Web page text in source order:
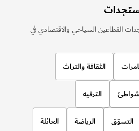
السياحي والاقتصادي في
الثقافة والتراث
الترفيه
الرياضة العائلة